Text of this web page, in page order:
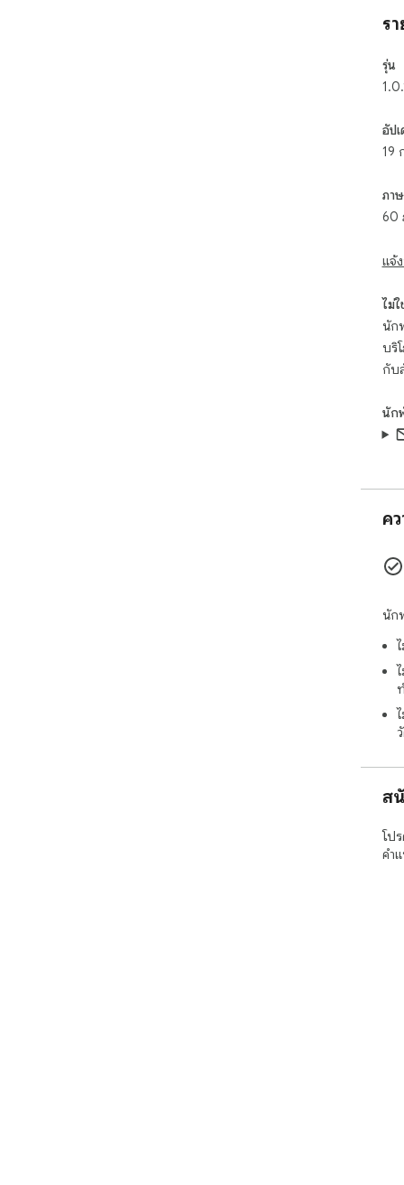
ร
รุ่น
อัป
19
แจ้
ภา
60
นัก
ไม่ใ
นัก
บริ
กับ
ค
นัก
ส
โป
คำ